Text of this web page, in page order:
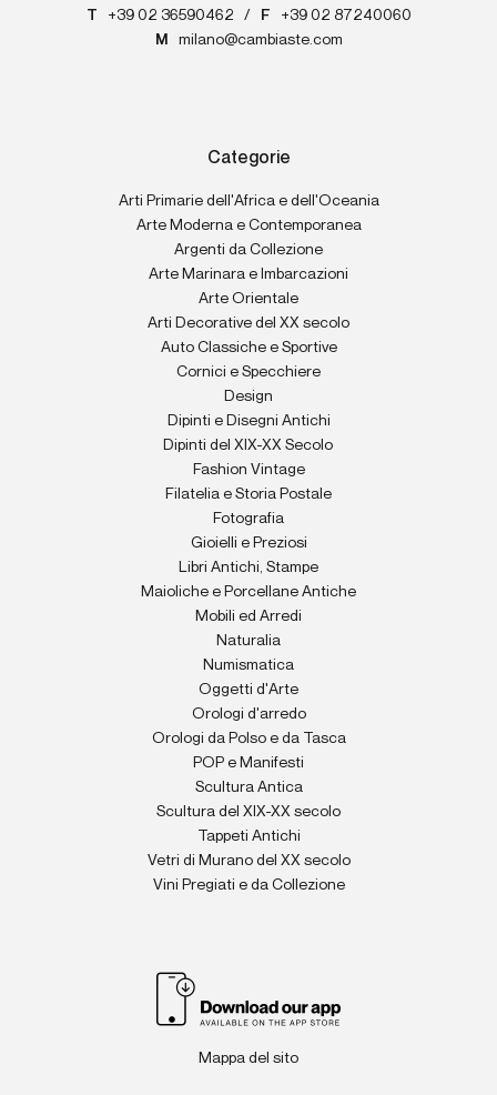
T
+39 02 36590462 / F
+39 02 87240060
M
milano@cambiaste.com
Categorie
Arti Primarie dell'Africa e dell'Oceania
Arte Moderna e Contemporanea
Argenti da Collezione
Arte Marinara e Imbarcazioni
Arte Orientale
Arti Decorative del XX secolo
Auto Classiche e Sportive
Cornici e Specchiere
Design
Dipinti e Disegni Antichi
Dipinti del XIX-XX Secolo
Fashion Vintage
Filatelia e Storia Postale
Fotografia
Gioielli e Preziosi
Libri Antichi, Stampe
Maioliche e Porcellane Antiche
Mobili ed Arredi
Naturalia
Numismatica
Oggetti d'Arte
Orologi d'arredo
Orologi da Polso e da Tasca
POP e Manifesti
Scultura Antica
Scultura del XIX-XX secolo
Tappeti Antichi
Vetri di Murano del XX secolo
Vini Pregiati e da Collezione
Mappa del sito